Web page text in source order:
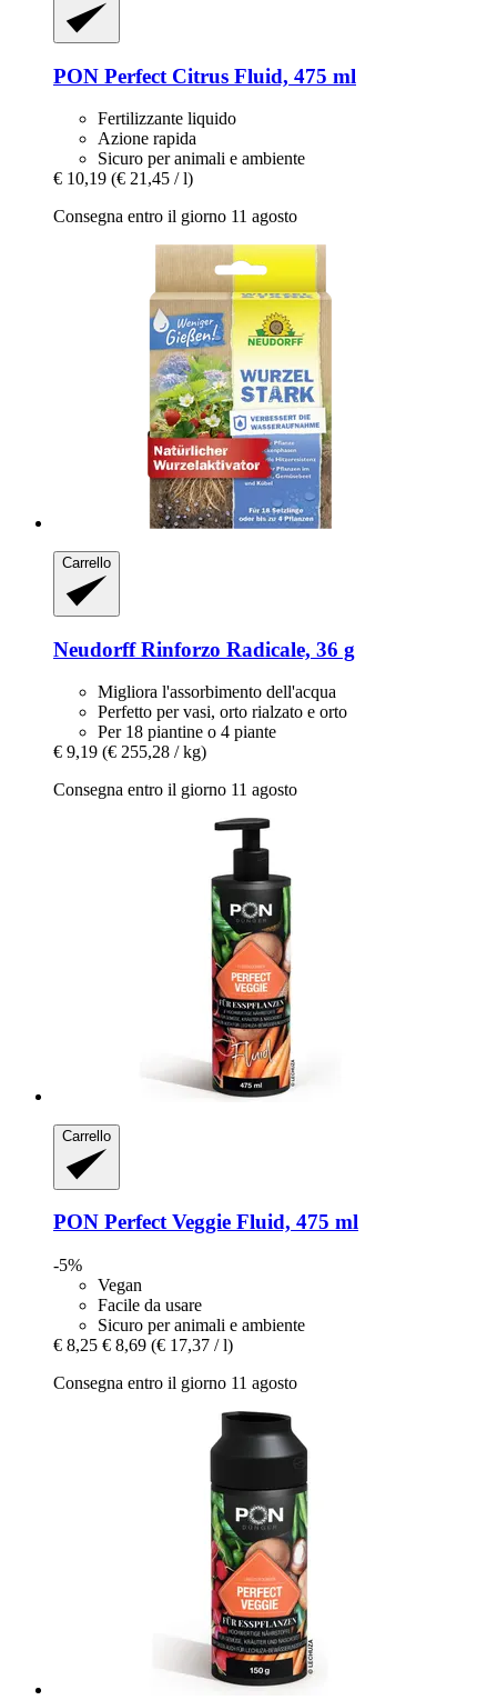
PON Perfect Citrus Fluid, 475 ml
Fertilizzante liquido
Azione rapida
Sicuro per animali e ambiente
€ 10,19 (€ 21,45 / l)
Consegna entro il giorno 11 agosto
Carrello
NeudorffRinforzo Radicale, 36 g
Migliora l'assorbimento dell'acqua
Perfetto per vasi, orto rialzato e orto
Per 18 piantine o 4 piante
€ 9,19 (€ 255,28 / kg)
Consegna entro il giorno 11 agosto
Carrello
PON Perfect Veggie Fluid, 475 ml
-5%
Vegan
Facile da usare
Sicuro per animali e ambiente
€ 8,25 € 8,69 (€ 17,37 / l)
Consegna entro il giorno 11 agosto